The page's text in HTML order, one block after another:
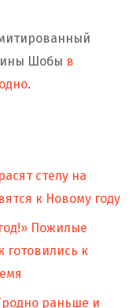
Шобы в
.
стелу на
к Новому году
Пожилые
готовились к
раньше и